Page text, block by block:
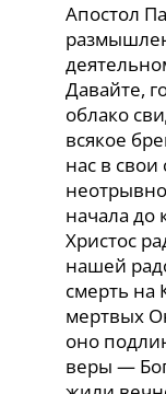
Апостол
Давайте,
облако
всякое
нас в
начала до
Христос
нашей
смерть на
мертвых
оно
веры —